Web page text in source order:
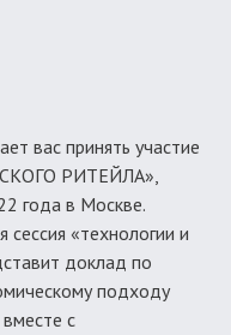
вас принять участие
РИТЕЙЛА»,
года в Москве.
«технологии и
доклад по
подходу
с